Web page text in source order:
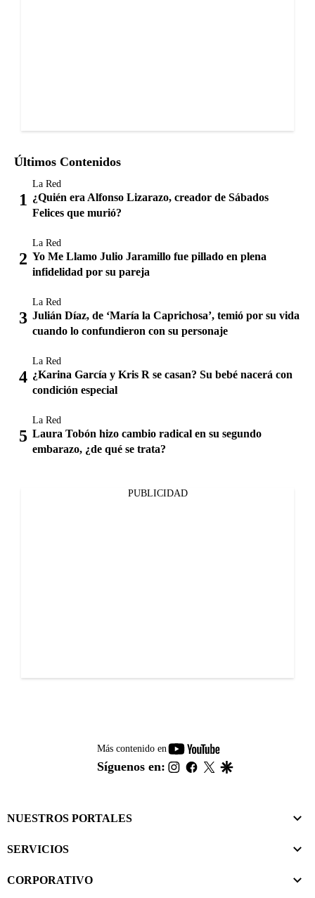
Últimos Contenidos
La Red
¿Quién era Alfonso Lizarazo, creador de Sábados
Felices que murió?
La Red
Yo Me Llamo Julio Jaramillo fue pillado en plena
infidelidad por su pareja
La Red
Julián Díaz, de ‘María la Caprichosa’, temió por su vida
cuando lo confundieron con su personaje
La Red
¿Karina García y Kris R se casan? Su bebé nacerá con
condición especial
La Red
Laura Tobón hizo cambio radical en su segundo
embarazo, ¿de qué se trata?
PUBLICIDAD
Más contenido en
youtube-
footer
Síguenos en: instagram
facebook
twitter
NUESTROS PORTALES
SERVICIOS
CORPORATIVO